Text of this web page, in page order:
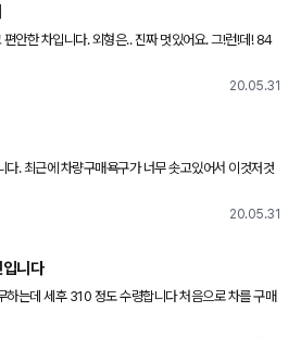
.. 진짜 멋있어요. 그!런!데! 84
20.05.31
다. 최근에 차량구매욕구가 너무 솟고있어서 이것저것
다고만 생각이 들어서요... 현
20.05.31
니다